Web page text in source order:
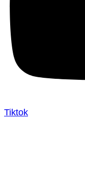
Tiktok